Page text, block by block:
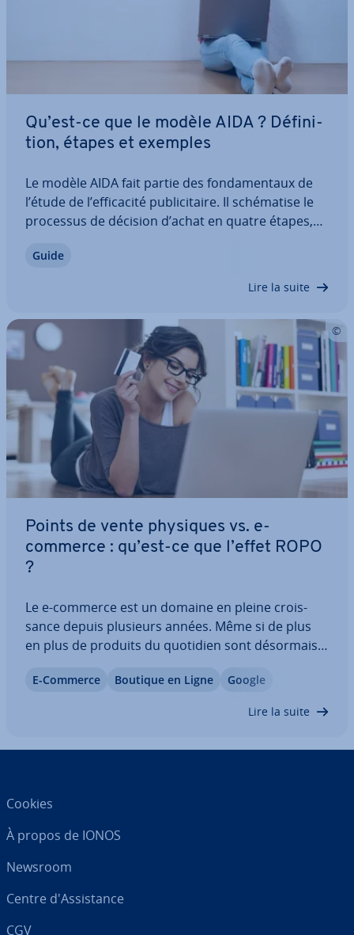
Qu’est-ce que le modèle AIDA ? Dé­fi­ni­
tion, étapes et exemples
Le modèle AIDA fait partie des fon­da­men­taux de
l’étude de l’ef­fi­ca­cité pu­bli­ci­taire. Il sché­ma­tise le
processus de décision d’achat en quatre étapes,
trop simpliste et daté pour décrire des com­mu­ni­
Guide
Lire la suite
Points de vente physiques vs. e-
commerce : qu’est-ce que l’effet ROPO
?
Le e-commerce est un domaine en pleine crois­
sance depuis plusieurs années. Même si de plus
en plus de produits du quotidien sont désormais
une menace pour les commerces de proximité ?
E-Commerce Boutique en Ligne Google
Lire la suite
Cookies
À propos de IONOS
Newsroom
Centre d'As­sis­tance
CGV